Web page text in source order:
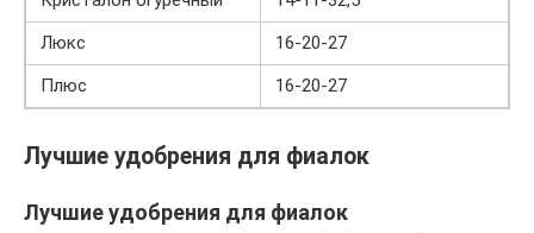
Люкс
16-20-27
Плюс
16-20-27
Лучшие удобрения для фиалок
Лучшие удобрения для фиалок